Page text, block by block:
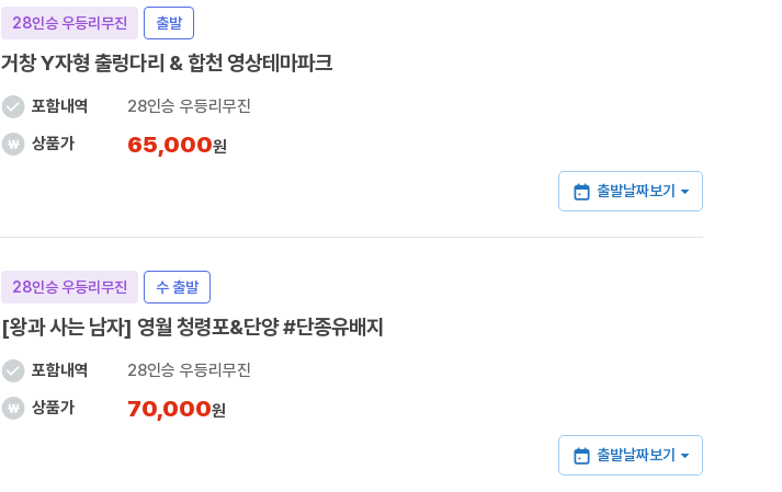
28인승 우등리무진 출발
거창 Y자형 출렁다리 & 합천 영상테마파크
포함내역
28인승 우등리무진
상품가
65,000원
출발날짜보기
28인승 우등리무진 수 출발
[왕과 사는 남자] 영월 청령포&단양 #단종유배지
포함내역
28인승 우등리무진
상품가
70,000원
출발날짜보기